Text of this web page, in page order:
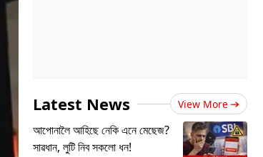
Latest News View More
আপোনালৈ আহিছে নেকি এনে মেছেজ?
সাৱধান, লুটি নিব সকলো ধন!